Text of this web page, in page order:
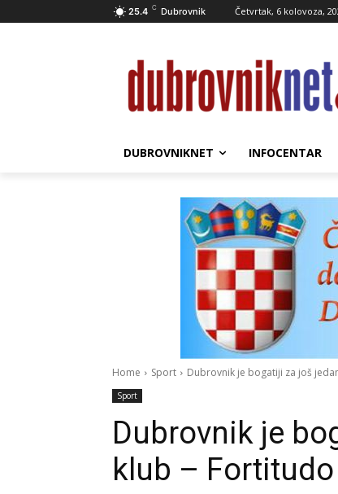
25.4 C Dubrovnik Četvrtak, 6 kolovoza,
DUBROVNIKNET INFOCENTAR
Home Sport Dubrovnik je bogatiji za još
Sport
Dubrovnik je
klub – Fortitudo